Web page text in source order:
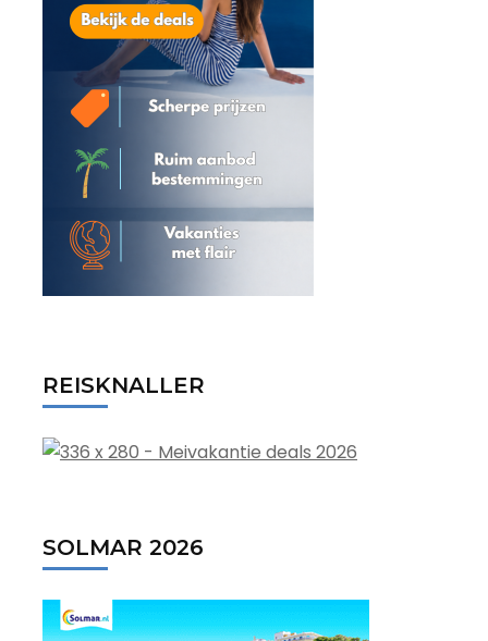
REISKNALLER
SOLMAR 2026